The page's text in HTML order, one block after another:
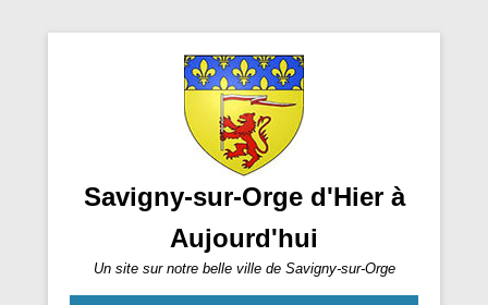
Savigny-sur-Orge d'Hier à
Aujourd'hui
Un site sur notre belle ville de Savigny-sur-Orge